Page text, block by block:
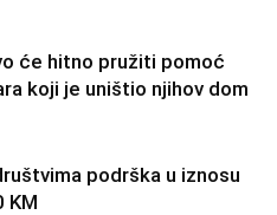
će hitno pružiti pomoć
koji je uništio njihov dom
podrška u iznosu
KM